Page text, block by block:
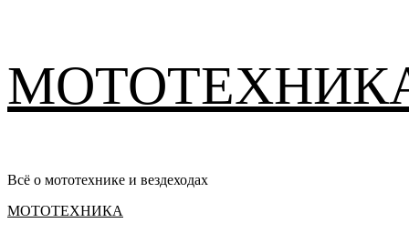
содержимому
Всё о мототехнике и вездеходах
Основное
МОТОТЕХНИКА